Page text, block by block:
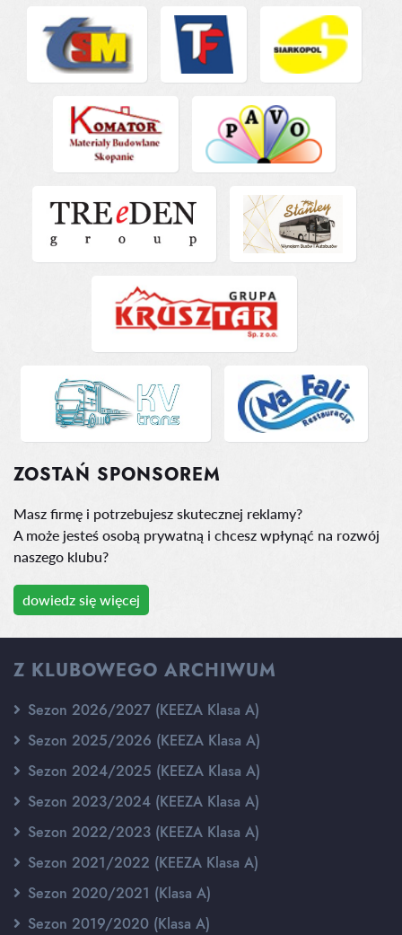
ZOSTAŃ SPONSOREM
Masz firmę i potrzebujesz skutecznej reklamy?
A może jesteś osobą prywatną i chcesz wpłynąć na rozwój
naszego klubu?
dowiedz się więcej
Z KLUBOWEGO ARCHIWUM
Sezon 2026/2027 (KEEZA Klasa A)
Sezon 2025/2026 (KEEZA Klasa A)
Sezon 2024/2025 (KEEZA Klasa A)
Sezon 2023/2024 (KEEZA Klasa A)
Sezon 2022/2023 (KEEZA Klasa A)
Sezon 2021/2022 (KEEZA Klasa A)
Sezon 2020/2021 (Klasa A)
Sezon 2019/2020 (Klasa A)